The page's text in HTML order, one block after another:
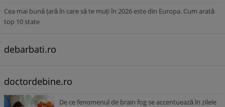
Cea mai bună țară în care să te muți în 2026 este din Europa. Cum arată
top 10 state
debarbati.ro
doctordebine.ro
De ce fenomenul de brain fog se accentuează în zilele